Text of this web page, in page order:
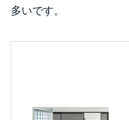
多いです。